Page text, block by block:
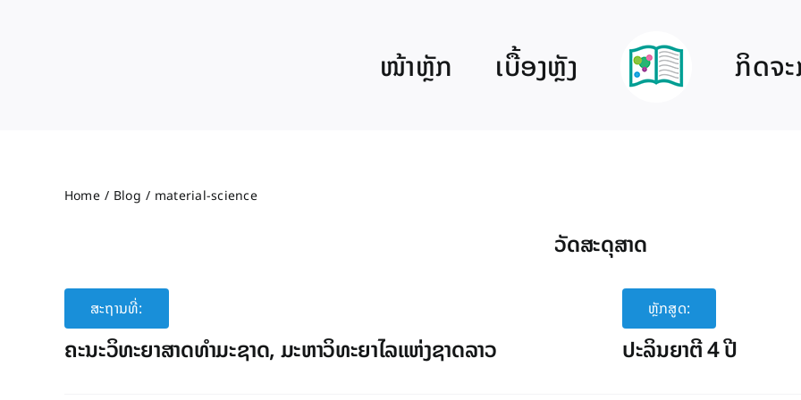
ໜ້າຫຼັກ ເບື້ອງຫຼັງ ກິດຈ
Home Blog material-science
ວັດສະດຸສາດ
ສະຖານທີ່:
ຄະນະວິທະຍາສາດທຳມະຊາດ, ມະຫາວິທະຍາໄລແຫ່ງຊາດລາວ
ຫຼັກສູດ:
ປະລິນຍາຕີ 4 ປີ